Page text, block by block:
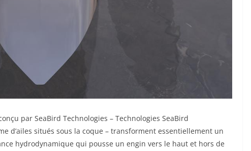
par SeaBird Technologies – Technologies SeaBird
d’ailes situés sous la coque – transforment essentiellement un
hydrodynamique qui pousse un engin vers le haut et hors de